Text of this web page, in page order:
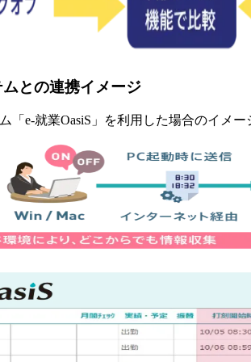
との連携イメージ
「e-就業OasiS」を利用した場合のイメー